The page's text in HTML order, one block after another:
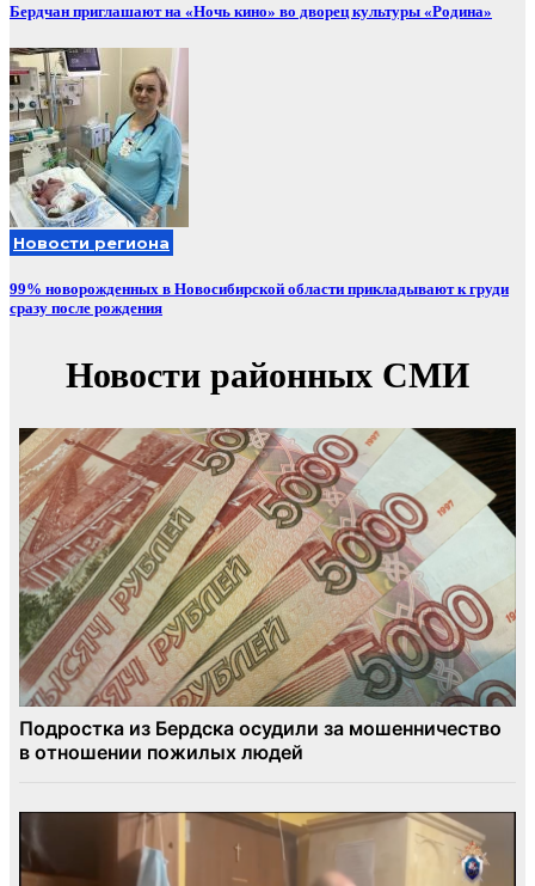
Бердчан приглашают на «Ночь кино» во дворец культуры «Родина»
Новости региона
99% новорожденных в Новосибирской области прикладывают к груди
сразу после рождения